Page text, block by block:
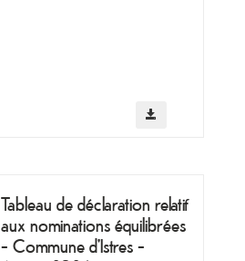
Tableau de déclaration relatif
aux nominations équilibrées
- Commune d'Istres -